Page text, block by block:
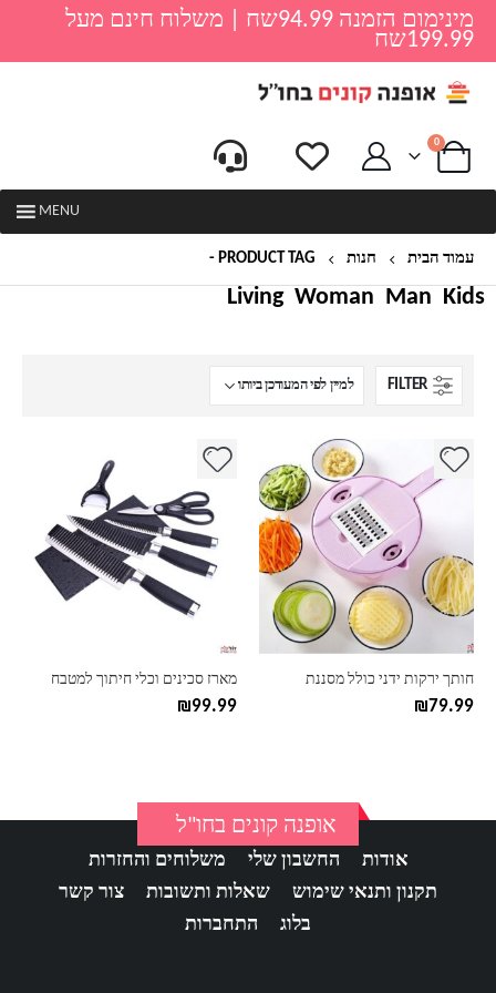
מינימום הזמנה 94.99שח | משלוח חינם מעל
199.99שח
0
MENU
עמוד הבית חנות PRODUCT TAG -
Kids
Man
Woman
Living
FILTER
חותך ירקות ידני כולל מסננת
₪79.99
מארז סכינים וכלי חיתוך למטבח
₪99.99
אופנה קונים בחו"ל
אודות החשבון שלי
משלוחים והחזרות
תקנון ותנאי שימוש
שאלות ותשובות
צור קשר
בלוג
התחברות